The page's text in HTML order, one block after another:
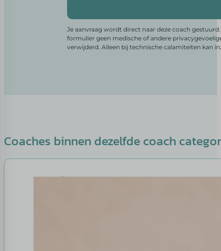
Je aanvraag wordt direct naar deze coach
formulier geen medische of andere
verwijderd. Alleen bij technische calamiteiten kan
Coaches binnen dezelfde coach